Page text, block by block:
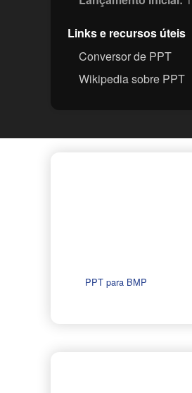
Links e recursos úteis
Conversor de PPT
Wikipedia sobre PPT
PPT para BMP